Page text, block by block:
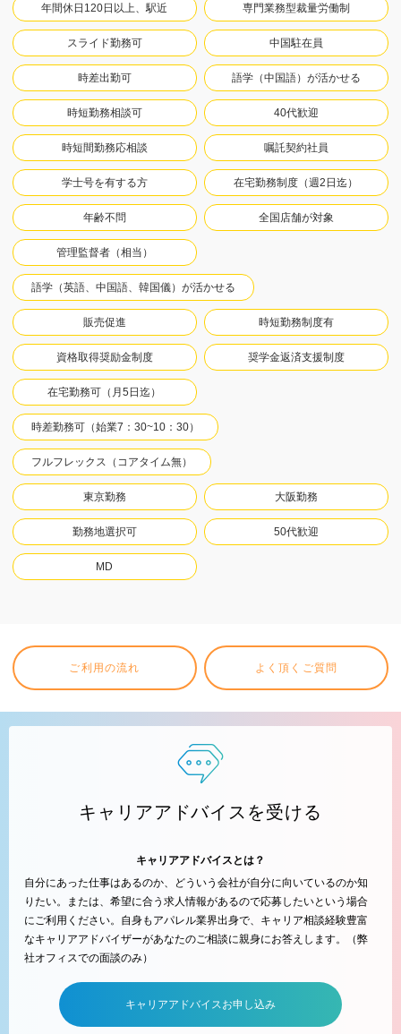
年間休日120日以上、駅近 専門業務型裁量労働制
スライド勤務可 中国駐在員
時差出勤可 語学（中国語）が活かせる
時短勤務相談可 40代歓迎
時短間勤務応相談 嘱託契約社員
学士号を有する方 在宅勤務制度（週2日迄）
年齢不問 全国店舗が対象
管理監督者（相当）
語学（英語、中国語、韓国儀）が活かせる
販売促進 時短勤務制度有
資格取得奨励金制度 奨学金返済支援制度
在宅勤務可（月5日迄）
時差勤務可（始業7：30~10：30）
フルフレックス（コアタイム無）
東京勤務 大阪勤務
勤務地選択可 50代歓迎
MD
ご利用の流れ よく頂くご質問
キャリアアドバイスを受ける
キャリアアドバイスとは？
自分にあった仕事はあるのか、どういう会社が自分に向いているのか知
りたい。または、希望に合う求人情報があるので応募したいという場合
にご利用ください。自身もアパレル業界出身で、キャリア相談経験豊富
なキャリアアドバイザーがあなたのご相談に親身にお答えします。（弊
社オフィスでの面談のみ）
キャリアアドバイスお申し込み